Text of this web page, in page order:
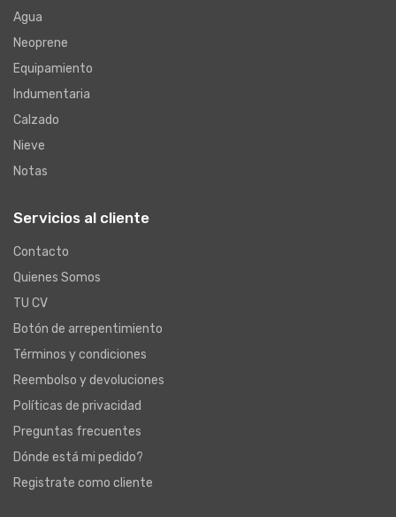
Agua
Neoprene
Equipamiento
Indumentaria
Calzado
Nieve
Notas
Servicios al cliente
Contacto
Quienes Somos
TU CV
Botón de arrepentimiento
Términos y condiciones
Reembolso y devoluciones
Políticas de privacidad
Preguntas frecuentes
Dónde está mi pedido?
Registrate como cliente